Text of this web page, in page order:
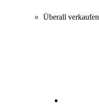
Überall verkaufen